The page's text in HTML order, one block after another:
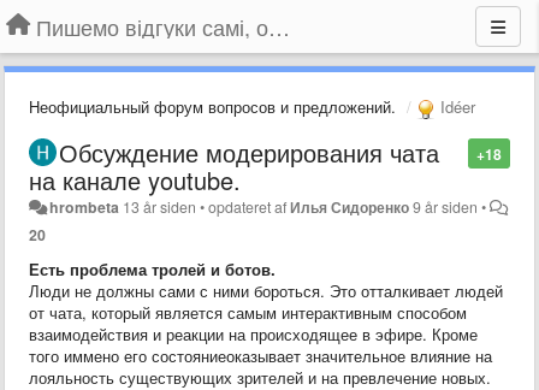
Пишемо відгуки самі, обговорюємо інші ідеї та пропозиції до Громадського Телебачення
Неофициальный форум вопросов и предложений. Idéer
+18
Обсуждение модерирования чата
на канале youtube.
hrombeta 13 år siden •opdateret afИлья Сидоренко9 år siden •
20
Есть проблема тролей и ботов.
Люди не должны сами с ними бороться. Это отталкивает людей
от чата, который является самым интерактивным способом
взаимодействия и реакции на происходящее в эфире. Кроме
того иммено его состояниеоказывает значительное влияние на
лояльность существующих зрителей и на превлечение новых.